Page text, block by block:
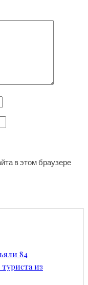
в этом браузере
84
из